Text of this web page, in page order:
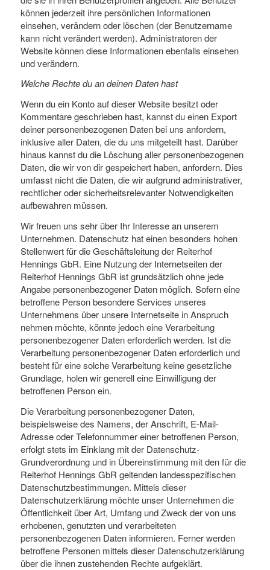
können jederzeit ihre persönlichen Informationen
einsehen, verändern oder löschen (der Benutzername
kann nicht verändert werden). Administratoren der
Website können diese Informationen ebenfalls einsehen
und verändern.
Welche Rechte du an deinen Daten hast
Wenn du ein Konto auf dieser Website besitzt oder
Kommentare geschrieben hast, kannst du einen Export
deiner personenbezogenen Daten bei uns anfordern,
inklusive aller Daten, die du uns mitgeteilt hast. Darüber
hinaus kannst du die Löschung aller personenbezogenen
Daten, die wir von dir gespeichert haben, anfordern. Dies
umfasst nicht die Daten, die wir aufgrund administrativer,
rechtlicher oder sicherheitsrelevanter Notwendigkeiten
aufbewahren müssen.
Wir freuen uns sehr über Ihr Interesse an unserem
Unternehmen. Datenschutz hat einen besonders hohen
Stellenwert für die Geschäftsleitung der Reiterhof
Hennings GbR. Eine Nutzung der Internetseiten der
Reiterhof Hennings GbR ist grundsätzlich ohne jede
Angabe personenbezogener Daten möglich. Sofern eine
betroffene Person besondere Services unseres
Unternehmens über unsere Internetseite in Anspruch
nehmen möchte, könnte jedoch eine Verarbeitung
personenbezogener Daten erforderlich werden. Ist die
Verarbeitung personenbezogener Daten erforderlich und
besteht für eine solche Verarbeitung keine gesetzliche
Grundlage, holen wir generell eine Einwilligung der
betroffenen Person ein.
Die Verarbeitung personenbezogener Daten,
beispielsweise des Namens, der Anschrift, E-Mail-
Adresse oder Telefonnummer einer betroffenen Person,
erfolgt stets im Einklang mit der Datenschutz-
Grundverordnung und in Übereinstimmung mit den für die
Reiterhof Hennings GbR geltenden landesspezifischen
Datenschutzbestimmungen. Mittels dieser
Datenschutzerklärung möchte unser Unternehmen die
Öffentlichkeit über Art, Umfang und Zweck der von uns
erhobenen, genutzten und verarbeiteten
personenbezogenen Daten informieren. Ferner werden
betroffene Personen mittels dieser Datenschutzerklärung
über die ihnen zustehenden Rechte aufgeklärt.